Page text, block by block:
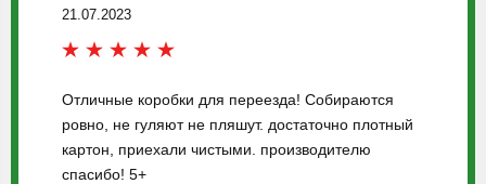
21.07.2023
Отличные коробки для переезда! Собираются
ровно, не гуляют не пляшут. достаточно плотный
картон, приехали чистыми. производителю
спасибо! 5+